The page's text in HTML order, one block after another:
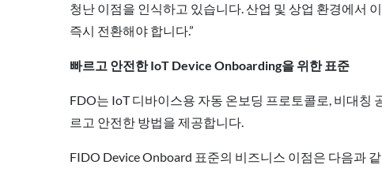
청난 이점을 인식하고 있습니다. 산업 및 상업 환경에서
즉시 전환해야 합니다.”
빠르고 안전한 IoT Device Onboarding을 위한 표준
FDO는 IoT 디바이스용 자동 온보딩 프로토콜로, 비대칭
르고 안전한 방법을 제공합니다.
FIDO Device Onboard 표준의 비즈니스 이점은 다음과